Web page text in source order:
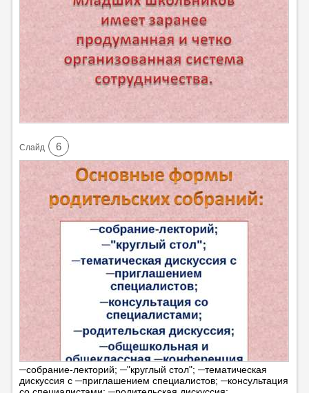
Cлайд 6
─собрание-лекторий; ─"круглый стол"; ─тематическая
дискуссия с ─приглашением специалистов; ─консультация